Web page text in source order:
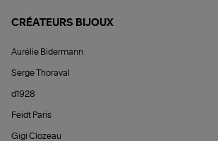
CRÉATEURS BIJOUX
Aurélie Bidermann
Serge Thoraval
d1928
Feidt Paris
Gigi Clozeau